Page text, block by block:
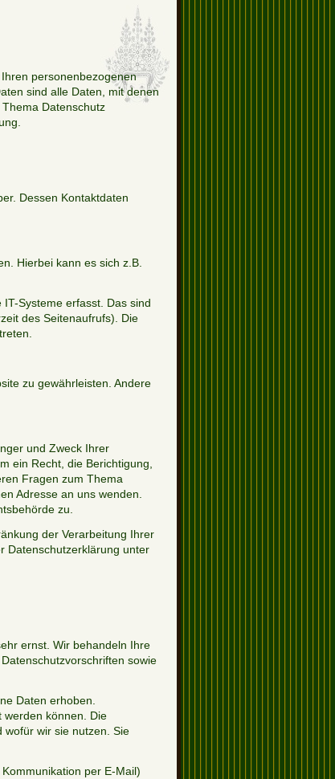
personenbezogenen
sind alle Daten, mit denen
Datenschutz
Dessen Kontaktdaten
Hierbei kann es sich z.B.
Systeme erfasst. Das sind
des Seitenaufrufs). Die
zu gewährleisten. Andere
und Zweck Ihrer
ein Recht, die Berichtigung,
Fragen zum Thema
Adresse an uns wenden.
zu.
der Verarbeitung Ihrer
Datenschutzerklärung unter
ernst. Wir behandeln Ihre
sowie
Daten erhoben.
werden können. Die
wir sie nutzen. Sie
per E-Mail)